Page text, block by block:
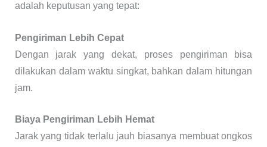
adalah keputusan yang tepat:
Pengiriman Lebih Cepat
Dengan jarak yang dekat, proses pengiriman bisa
dilakukan dalam waktu singkat, bahkan dalam hitungan
jam.
Biaya Pengiriman Lebih Hemat
Jarak yang tidak terlalu jauh biasanya membuat ongkos